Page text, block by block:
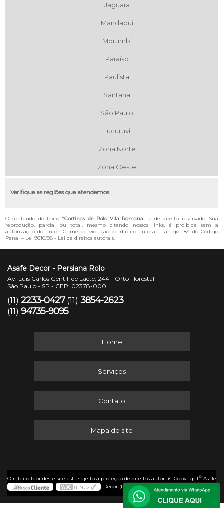
Jaguara
Mandaqui
Morumbi
Paraíso
Paulista
Santana
São Paulo
Tucuruvi
Zona Norte
Zona Oeste
Verifique as regiões que atendemos
O conteúdo do texto "Cortinas de Rolo Vila Romana" é de direito reservado. Sua
reprodução, parcial ou total, mesmo citando nossos links, é proibida sem a
autorização do autor. Crime de violação de direito autoral – artigo 184 do Código
Penal – Lei 9610/98 - Lei de direitos autorais.
Asafe Decor - Persiana Rolo
Av. Luis Carlos Gentili de Laete, 244 - Orto Florestal
São Paulo - SP - CEP: 02378-000
(11) 2233-0427 (11) 3854-2623
(11) 94735-9095
Home
Serviços
Contato
Mapa do site
O inteiro teor deste site está sujeito à proteção de direitos autorais. Copyright© Asafe
Decor (Lei 9610 de 19/02/1998)